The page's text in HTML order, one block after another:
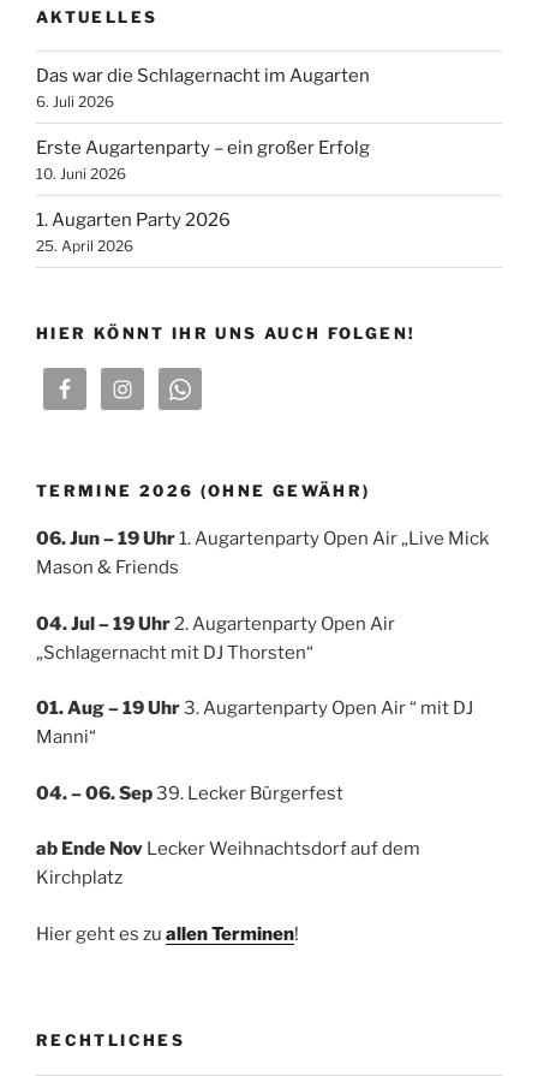
AKTUELLES
Das war die Schlagernacht im Augarten
6. Juli 2026
Erste Augartenparty – ein großer Erfolg
10. Juni 2026
1. Augarten Party 2026
25. April 2026
HIER KÖNNT IHR UNS AUCH FOLGEN!
TERMINE 2026 (OHNE GEWÄHR)
06. Jun – 19 Uhr1. Augartenparty Open Air „Live Mick
Mason & Friends
04. Jul– 19 Uhr2. Augartenparty Open Air
„Schlagernacht mit DJ Thorsten“
01. Aug – 19 Uhr3. Augartenparty Open Air “ mit DJ
Manni“
04. – 06. Sep39. Lecker Bürgerfest
ab Ende Nov Lecker Weihnachtsdorf auf dem
Kirchplatz
Hier geht es zu allen Terminen!
RECHTLICHES